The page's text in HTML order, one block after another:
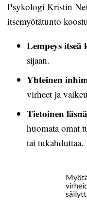
Psykologi Kristin
itsemyötätunto
Lempeys itseä
sijaan.
Yhteinen
virheet ja
Tietoinen
huomata omat
tai tukahduttaa.